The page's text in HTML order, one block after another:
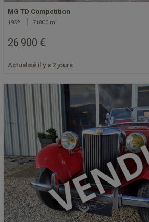
MG TD Competition
1952 71800 mi
26 900 €
Actualisé il y a 2 jours